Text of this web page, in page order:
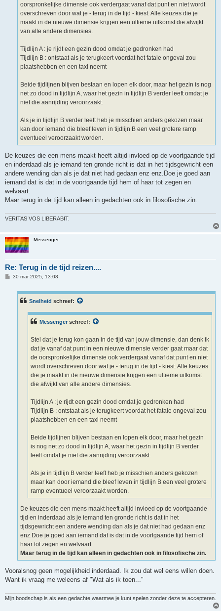
oorspronkelijke dimensie ook verdergaat vanaf dat punt en niet wordt
overschreven door wat je - terug in de tijd - kiest. Alle keuzes die je
maakt in de nieuwe dimensie krijgen een ultieme uitkomst die afwijkt
van alle andere dimensies.
Tijdlijn A : je rijdt een gezin dood omdat je gedronken had
Tijdlijn B : ontstaat als je terugkeert voordat het fatale ongeval zou
plaatshebben en een taxi neemt
Beide tijdlijnen blijven bestaan en lopen elk door, maar het gezin is nog
net zo dood in tijdlijn A, waar het gezin in tijdlijn B verder leeft omdat je
niet die aanrijding veroorzaakt.
Als je in tijdlijn B verder leeft heb je misschien anders gekozen maar
kan door iemand die bleef leven in tijdlijn B een veel grotere ramp
eventueel veroorzaakt worden.
De keuzes die een mens maakt heeft altijd invloed op de voortgaande tijd
en inderdaad als je iemand ten gronde richt is dat in het tijdsgewricht een
andere wending dan als je dat niet had gedaan enz enz.Doe je goed aan
iemand dat is dat in de voortgaande tijd hem of haar tot zegen en
welvaart.
Maar terug in de tijd kan alleen in gedachten ook in filosofische zin.
VERITAS VOS LIBERABIT.
Messenger
Re: Terug in de tijd reizen....
B30 mar 2025, 13:08
Snelheid schreef:
Messengerschreef:
Stel dat je terug kon gaan in de tijd van jouw dimensie, dan denk ik
dat je vanaf dat punt in een nieuwe dimensie verder gaat maar dat
de oorspronkelijke dimensie ook verdergaat vanaf dat punt en niet
wordt overschreven door wat je - terug in de tijd - kiest. Alle keuzes
die je maakt in de nieuwe dimensie krijgen een ultieme uitkomst
die afwijkt van alle andere dimensies.
Tijdlijn A : je rijdt een gezin dood omdat je gedronken had
Tijdlijn B : ontstaat als je terugkeert voordat het fatale ongeval zou
plaatshebben en een taxi neemt
Beide tijdlijnen blijven bestaan en lopen elk door, maar het gezin
is nog net zo dood in tijdlijn A, waar het gezin in tijdlijn B verder
leeft omdat je niet die aanrijding veroorzaakt.
Als je in tijdlijn B verder leeft heb je misschien anders gekozen
maar kan door iemand die bleef leven in tijdlijn B een veel grotere
ramp eventueel veroorzaakt worden.
De keuzes die een mens maakt heeft altijd invloed op de voortgaande
tijd en inderdaad als je iemand ten gronde richt is dat in het
tijdsgewricht een andere wending dan als je dat niet had gedaan enz
enz.Doe je goed aan iemand dat is dat in de voortgaande tijd hem of
haar tot zegen en welvaart.
Maar terug in de tijd kan alleen in gedachten ook in filosofische zin.
Vooralsnog geen mogelijkheid inderdaad. Ik zou dat wel eens willen doen.
Want ik vraag me weleens af "Wat als ik toen..."
Mijn boodschap is als een gedachte waarmee je kunt spelen zonder deze te accepteren.